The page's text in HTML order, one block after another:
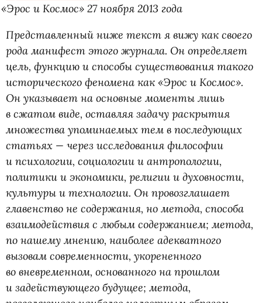
«Эрос и Космос» 27 ноября 2013 года
Представленный ниже текст я вижу как своего
рода манифест этого журнала. Он определяет
цель, функцию и способы существования такого
исторического феномена как «Эрос и Космос».
Он указывает на основные моменты лишь
в сжатом виде, оставляя задачу раскрытия
множества упоминаемых тем в последующих
статьях — через исследования философии
и психологии, социологии и антропологии,
политики и экономики, религии и духовности,
культуры и технологии. Он провозглашает
главенство не содержания, но метода, способа
взаимодействия с любым содержанием; метода,
по нашему мнению, наиболее адекватного
вызовам современности, укорененного
во вневременном, основанного на прошлом
и задействующего будущее; метода,